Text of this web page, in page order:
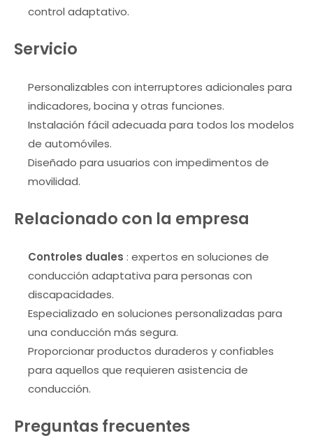
control adaptativo.
Servicio
Personalizables con interruptores adicionales para
indicadores, bocina y otras funciones.
Instalación fácil adecuada para todos los modelos
de automóviles.
Diseñado para usuarios con impedimentos de
movilidad.
Relacionado con la empresa
Controles duales : expertos en soluciones de
conducción adaptativa para personas con
discapacidades.
Especializado en soluciones personalizadas para
una conducción más segura.
Proporcionar productos duraderos y confiables
para aquellos que requieren asistencia de
conducción.
Preguntas frecuentes